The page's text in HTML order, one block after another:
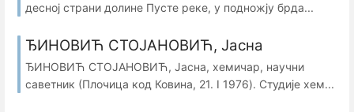
десној страни долине Пусте реке, у подножју брда...
ЂИНОВИЋ СТОЈАНОВИЋ, Јасна
ЂИНОВИЋ СТОЈАНОВИЋ, Јасна, хемичар, научни
саветник (Плочица код Ковина, 21. I 1976). Студије хем...